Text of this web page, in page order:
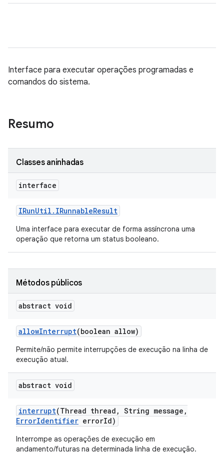
Interface para executar operações programadas e
comandos do sistema.
Resumo
Classes aninhadas
interface
IRunUtil . IRunnableResult
Uma interface para executar de forma assíncrona uma
operação que retorna um status booleano.
Métodos públicos
abstract void
allowInterrupt(boolean allow)
Permite/não permite interrupções de execução na linha de
execução atual.
abstract void
interrupt(Thread thread , String message ,
ErrorIdentifier errorId)
Interrompe as operações de execução em
andamento/futuras na determinada linha de execução.